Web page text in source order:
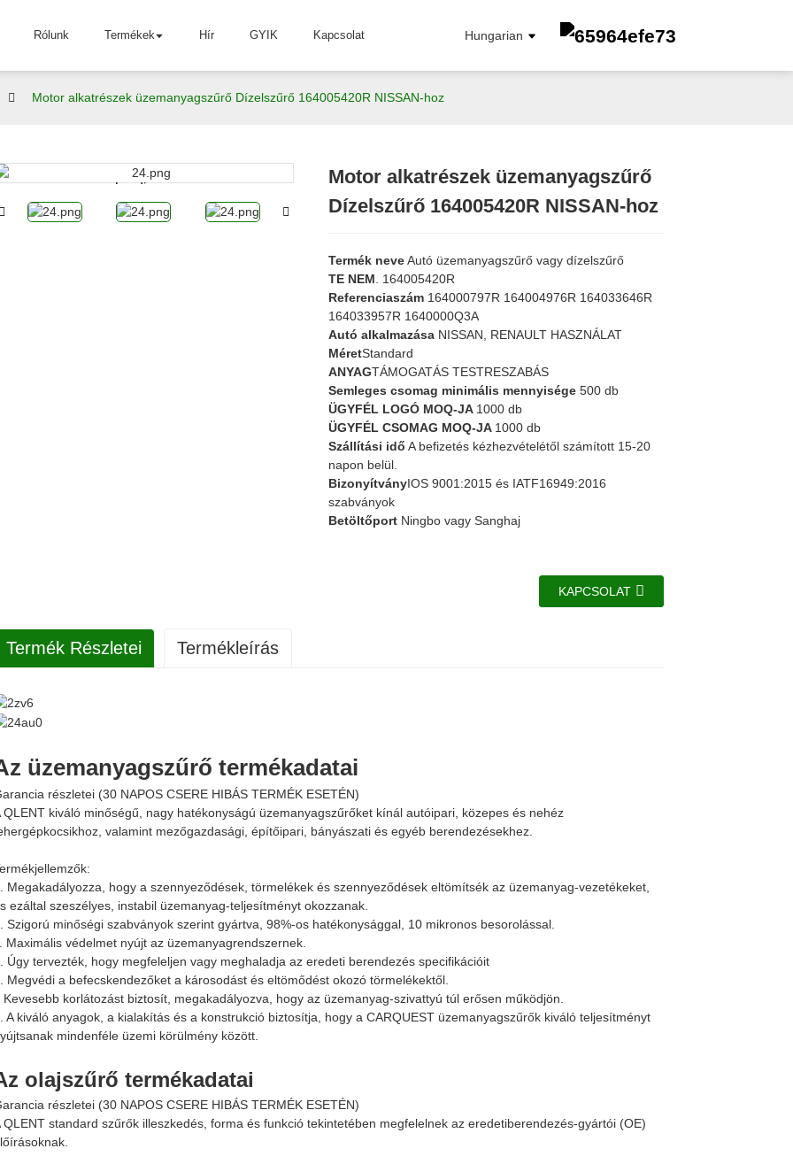
Rólunk Termékek Hír GYIK Kapcsolat Hungarian
ÜZEMANYAGSZŰRŐ
OLAJSZŰRŐ
LÉGSZŰRŐ
Motor alkatrészek üzemanyagszűrő Dízelszűrő 164005420R NISSAN-hoz
Loading...
Loading... Loading...
Loading...
Motor alkatrészek üzemanyagszűrő
Dízelszűrő 164005420R NISSAN-hoz
Termék neveAutó üzemanyagszűrő vagy dízelszűrő
TE NEM . 164005420R
Referenciaszám 164000797R 164004976R 164033646R
164033957R 1640000Q3A
Autó alkalmazása NISSAN, RENAULT HASZNÁLAT
MéretStandard
ANYAGTÁMOGATÁS TESTRESZABÁS
Semleges csomag minimális mennyisége 500 db
ÜGYFÉL LOGÓ MOQ-JA 1000 db
ÜGYFÉL CSOMAG MOQ-JA 1000 db
Szállítási idő A befizetés kézhezvételétől számított 15-20
napon belül.
BizonyítványIOS 9001:2015 és IATF16949:2016
szabványok
Betöltőport Ningbo vagy Sanghaj
KAPCSOLAT
Termék Részletei Termékleírás
üzemanyagszűrő termékadatai
részletei (30 NAPOS CSERE HIBÁS TERMÉK ESETÉN)
QLENT kiváló minőségű, nagy hatékonyságú üzemanyagszűrőket kínál autóipari, közepes és nehéz
valamint mezőgazdasági, építőipari, bányászati ​​és egyéb berendezésekhez.
Megakadályozza, hogy a szennyeződések, törmelékek és szennyeződések eltömítsék az üzemanyag-vezetékeket,
ezáltal szeszélyes, instabil üzemanyag-teljesítményt okozzanak.
Szigorú minőségi szabványok szerint gyártva, 98%-os hatékonysággal, 10 mikronos besorolással.
Maximális védelmet nyújt az üzemanyagrendszernek.
Úgy tervezték, hogy megfeleljen vagy meghaladja az eredeti berendezés specifikációit
Megvédi a befecskendezőket a károsodást és eltömődést okozó törmelékektől.
Kevesebb korlátozást biztosít, megakadályozva, hogy az üzemanyag-szivattyú túl erősen működjön.
A kiváló anyagok, a kialakítás és a konstrukció biztosítja, hogy a CARQUEST üzemanyagszűrők kiváló teljesítményt
mindenféle üzemi körülmény között.
olajszűrő termékadatai
részletei (30 NAPOS CSERE HIBÁS TERMÉK ESETÉN)
QLENT standard szűrők illeszkedés, forma és funkció tekintetében megfelelnek az eredetiberendezés-gyártói (OE)